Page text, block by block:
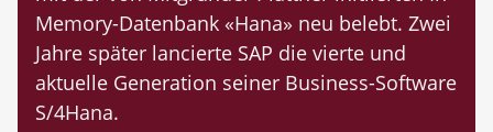
Memory-Datenbank «Hana» neu belebt. Zwei
Jahre später lancierte SAP die vierte und
aktuelle Generation seiner Business-Software
S/4Hana.